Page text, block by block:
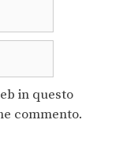
in questo
commento.